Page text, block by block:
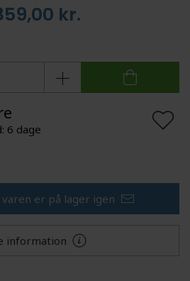
kr.
6 dage
varen er på lager igen
information